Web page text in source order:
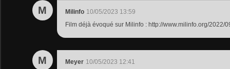
M Milinfo 10/05/2023 13:59
Film déjà évoqué sur Milinfo : http://www.milinfo.org/2022/
M Meyer 10/05/2023 12:41